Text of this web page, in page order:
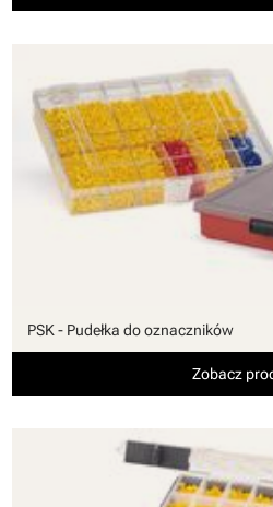
PSK - Pudełka do oznaczników
Zobacz